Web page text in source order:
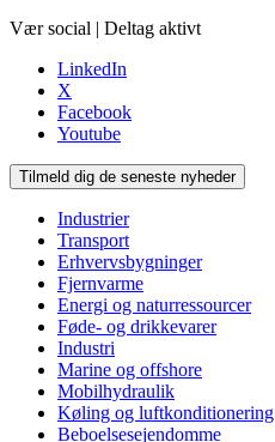
Vær social | Deltag aktivt
LinkedIn
X
Facebook
Youtube
Tilmeld dig de seneste nyheder
Industrier
Transport
Erhvervsbygninger
Fjernvarme
Energi og naturressourcer
Føde- og drikkevarer
Industri
Marine og offshore
Mobilhydraulik
Køling og luftkonditionering
Beboelsesejendomme